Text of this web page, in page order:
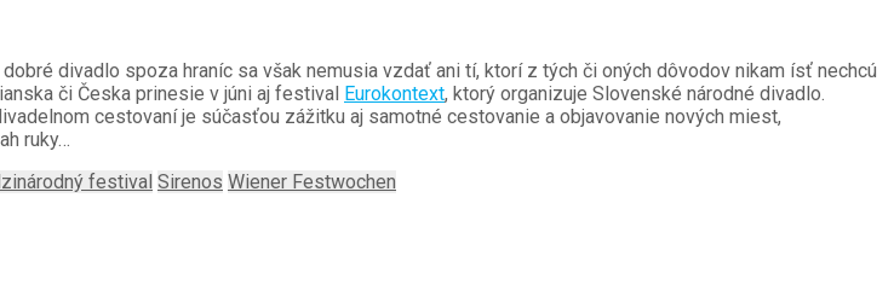
divadlo spoza hraníc sa však nemusia vzdať ani tí, ktorí z tých či oných dôvodov nikam ísť nechcú
či Česka prinesie v júni aj festival Eurokontext, ktorý organizuje Slovenské národné divadlo.
cestovaní je súčasťou zážitku aj samotné cestovanie a objavovanie nových miest,
ruky…
festival Sirenos Wiener Festwochen